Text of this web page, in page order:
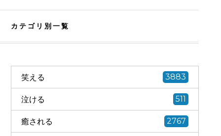
カテゴリ別一覧
笑える 3883
泣ける 511
癒される 2767